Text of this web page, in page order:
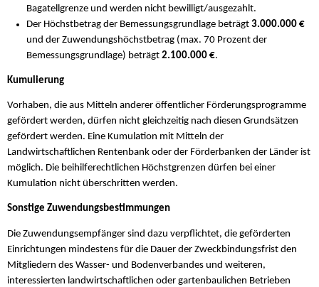
Bagatellgrenze und werden nicht bewilligt/ausgezahlt.
Der Höchstbetrag der Bemessungsgrundlage beträgt3.000.000 €
und der Zuwendungshöchstbetrag (max. 70 Prozent der
Bemessungsgrundlage) beträgt2.100.000 €.
Kumulierung
Vorhaben, die aus Mitteln anderer öffentlicher Förderungsprogramme
gefördert werden, dürfen nicht gleichzeitig nach diesen Grundsätzen
gefördert werden. Eine Kumulation mit Mitteln der
Landwirtschaftlichen Rentenbank oder der Förderbanken der Länder ist
möglich. Die beihilferechtlichen Höchstgrenzen dürfen bei einer
Kumulation nicht überschritten werden.
Sonstige Zuwendungsbestimmungen
Die Zuwendungsempfänger sind dazu verpflichtet, die geförderten
Einrichtungen mindestens für die Dauer der Zweckbindungsfrist den
Mitgliedern des Wasser- und Bodenverbandes und weiteren,
interessierten landwirtschaftlichen oder gartenbaulichen Betrieben